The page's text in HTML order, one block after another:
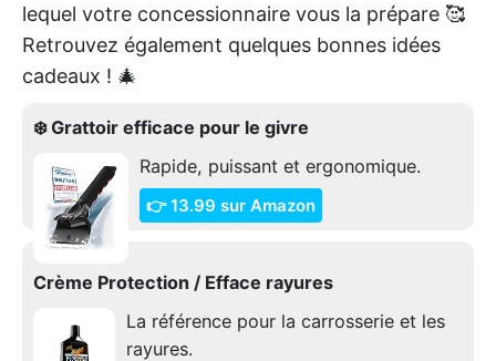
lequel votre concessionnaire vous la prépare 🥰
Retrouvez également quelques bonnes idées
cadeaux ! 🎄
❄️ Grattoir efficace pour le givre
Rapide, puissant et ergonomique.
👉 13.99 sur Amazon
Crème Protection / Efface rayures
La référence pour la carrosserie et les
rayures.